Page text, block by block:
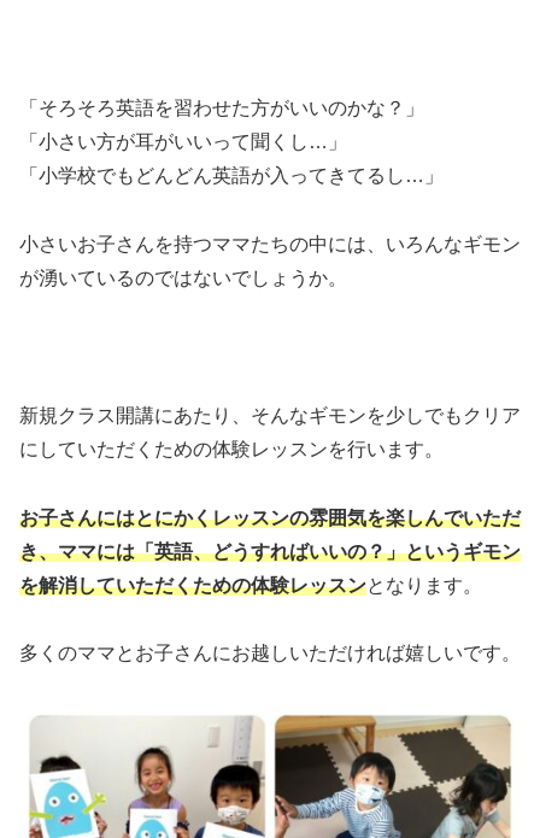
「そろそろ英語を習わせた方がいいのかな？」
「小さい方が耳がいいって聞くし…」
「小学校でもどんどん英語が入ってきてるし…」
小さいお子さんを持つママたちの中には、いろんなギモン
が湧いているのではないでしょうか。
新規クラス開講にあたり、そんなギモンを少しでもクリア
にしていただくための体験レッスンを行います。
お子さんにはとにかくレッスンの雰囲気を楽しんでいただ
き、ママには「英語、どうすればいいの？」というギモン
を解消していただくための体験レッスンとなります。
多くのママとお子さんにお越しいただければ嬉しいです。